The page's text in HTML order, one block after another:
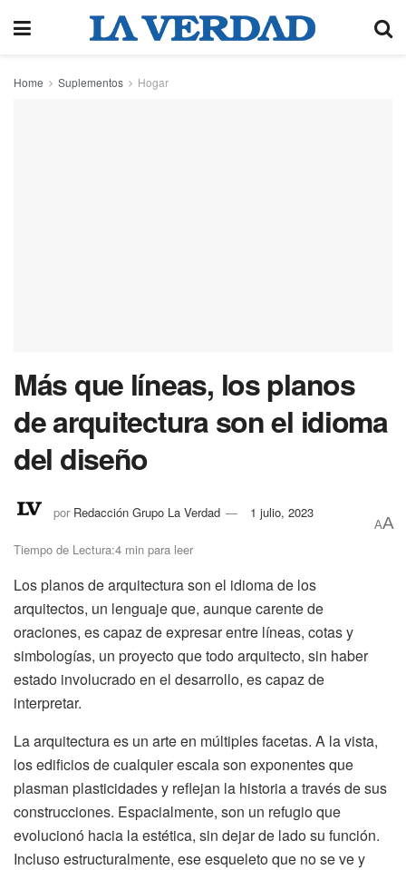
Home Suplementos Hogar
Más que líneas, los planos
de arquitectura son el idioma
del diseño
por Redacción Grupo La Verdad 1 julio, 2023
Tiempo de Lectura:4 min para leer
AA
Los planos de arquitectura son el idioma de los
arquitectos, un lenguaje que, aunque carente de
oraciones, es capaz de expresar entre líneas, cotas y
simbologías, un proyecto que todo arquitecto, sin haber
estado involucrado en el desarrollo, es capaz de
interpretar.
La arquitectura es un arte en múltiples facetas. A la vista,
los edificios de cualquier escala son exponentes que
plasman plasticidades y reflejan la historia a través de sus
construcciones. Espacialmente, son un refugio que
evolucionó hacia la estética, sin dejar de lado su función.
Incluso estructuralmente, ese esqueleto que no se ve y